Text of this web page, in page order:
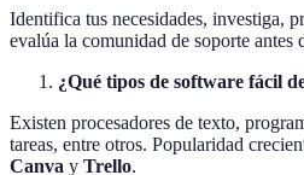
Identifica tus necesidades, investiga,
evalúa la comunidad de soporte antes
¿Qué tipos de software fácil
Existen procesadores de texto,
tareas, entre otros. Popularidad
Canva y Trello.